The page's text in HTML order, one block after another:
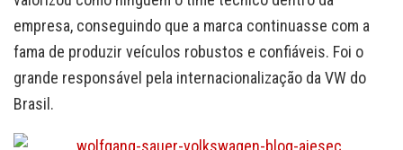
empresa, conseguindo que a marca continuasse com a
fama de produzir veículos robustos e confiáveis. Foi o
grande responsável pela internacionalização da VW do
Brasil.